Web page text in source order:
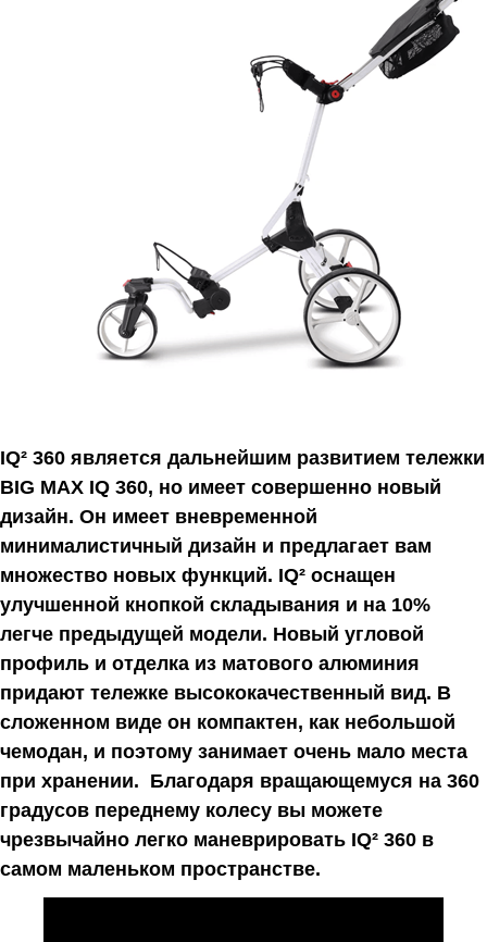
IQ² 360 является дальнейшим развитием тележки
BIG MAX IQ 360, но имеет совершенно новый
дизайн. Он имеет вневременной
минималистичный дизайн и предлагает вам
множество новых функций. IQ² оснащен
улучшенной кнопкой складывания и на 10%
легче предыдущей модели. Новый угловой
профиль и отделка из матового алюминия
придают тележке высококачественный вид. В
сложенном виде он компактен, как небольшой
чемодан, и поэтому занимает очень мало места
при хранении. Благодаря вращающемуся на 360
градусов переднему колесу вы можете
чрезвычайно легко маневрировать IQ² 360 в
самом маленьком пространстве.